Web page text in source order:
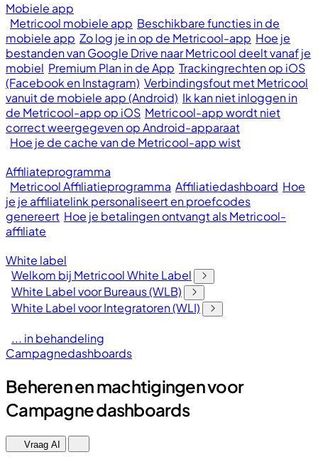
Mobiele app
Metricool mobiele app Beschikbare functies in de
mobiele app Zo log je in op de Metricool-app Hoe je
bestanden van Google Drive naar Metricool deelt vanaf je
mobiel Premium Plan in de App Trackingrechten op iOS
(Facebook en Instagram) Verbindingsfout met Metricool
vanuit de mobiele app (Android) Ik kan niet inloggen in
de Metricool-app op iOS Metricool-app wordt niet
correct weergegeven op Android-apparaat
Hoe je de cache van de Metricool-app wist
Affiliateprogramma
Metricool Affiliatieprogramma Affiliatiedashboard Hoe
je je affiliatelink personaliseert en proefcodes
genereert Hoe je betalingen ontvangt als Metricool-
affiliate
White label
Welkom bij Metricool White Label
White Label voor Bureaus (WLB)
White Label voor Integratoren (WLI)
... in behandeling
Campagnedashboards
Beheren en machtigingen voor
Campagne dashboards
Vraag AI